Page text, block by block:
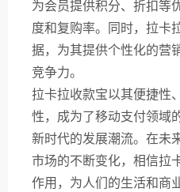
为会员提供积分、折扣等
度和复购率。同时，拉卡
据，为其提供个性化的营
竞争力。
拉卡拉收款宝以其便捷性
性，成为了移动支付领域
新时代的发展潮流。在未
市场的不断变化，相信拉
作用，为人们的生活和商